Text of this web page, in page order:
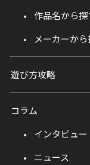
作品名から探
メーカーか
遊び方攻略
コラム
インタビュー
ニュース